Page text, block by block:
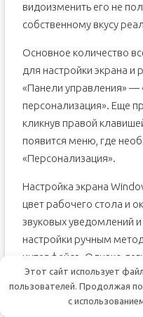
видоизменить его не
собственному вкусу
Основное количество
для настройки экрана
«Панели управления»
персонализация». Еще
кликнув правой
появится меню, где
«Персонализация».
Настройка экрана
цвет рабочего стола и
звуковых уведомлений
настройки ручным
интерфейса. Однако
настройку применив
стандартные темы.
Этот сайт использует
пользователей. Продолжая
с